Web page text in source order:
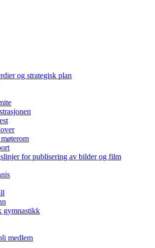
og strategisk plan
for publisering av bilder og film
gymnastikk
medlem